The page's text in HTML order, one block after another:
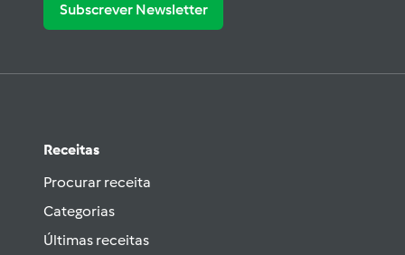
Subscrever Newsletter
Receitas
Procurar receita
Categorias
Últimas receitas